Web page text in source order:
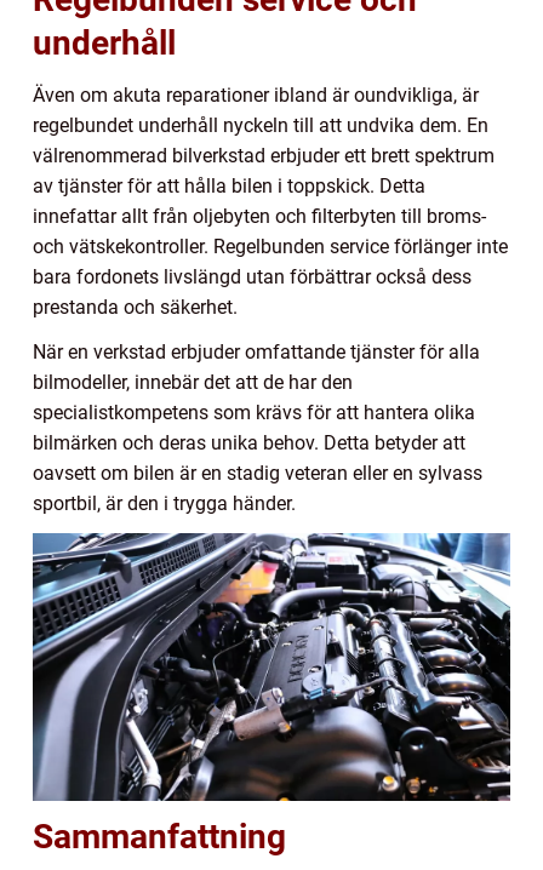
underhåll
Även om akuta reparationer ibland är oundvikliga, är
regelbundet underhåll nyckeln till att undvika dem. En
välrenommerad bilverkstad erbjuder ett brett spektrum
av tjänster för att hålla bilen i toppskick. Detta
innefattar allt från oljebyten och filterbyten till broms-
och vätskekontroller. Regelbunden service förlänger inte
bara fordonets livslängd utan förbättrar också dess
prestanda och säkerhet.
När en verkstad erbjuder omfattande tjänster för alla
bilmodeller, innebär det att de har den
specialistkompetens som krävs för att hantera olika
bilmärken och deras unika behov. Detta betyder att
oavsett om bilen är en stadig veteran eller en sylvass
sportbil, är den i trygga händer.
Sammanfattning